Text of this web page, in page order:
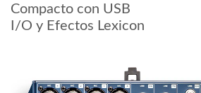
soporte
Compacto con USB
I/O y Efectos Lexicon